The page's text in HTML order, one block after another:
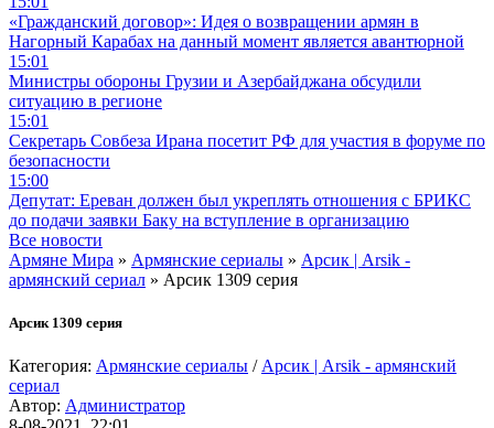
«Гражданский договор»: Идея о возвращении армян в
Нагорный Карабах на данный момент является авантюрной
15:01
Министры обороны Грузии и Азербайджана обсудили
ситуацию в регионе
15:01
Секретарь Совбеза Ирана посетит РФ для участия в форуме по
безопасности
15:00
Депутат: Ереван должен был укреплять отношения с БРИКС
до подачи заявки Баку на вступление в организацию
Все новости
Армяне Мира » Армянские сериалы » Арсик | Arsik -
армянский сериал » Арсик 1309 серия
Арсик 1309 серия
Категория: Армянские сериалы / Арсик | Arsik - армянский
сериал
Автор: Администратор